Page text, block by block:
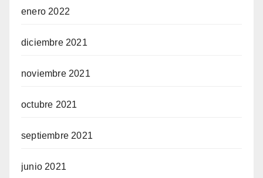
enero 2022
diciembre 2021
noviembre 2021
octubre 2021
septiembre 2021
junio 2021